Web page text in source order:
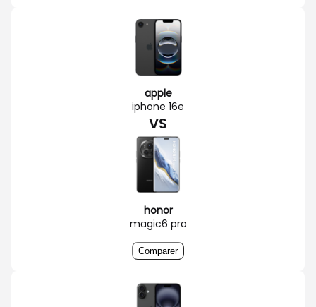
apple
iphone 16e
VS
honor
magic6 pro
Comparer